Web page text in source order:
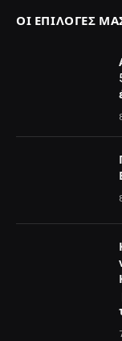
ΟΙ ΕΠΙΛΟΓΈΣ